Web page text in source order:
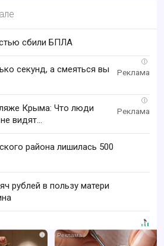
сбили БПЛА
i
секунд, а смеяться вы
i
Крыма: Что люди
видят...
района лишилась 500
рублей в пользу матери
i